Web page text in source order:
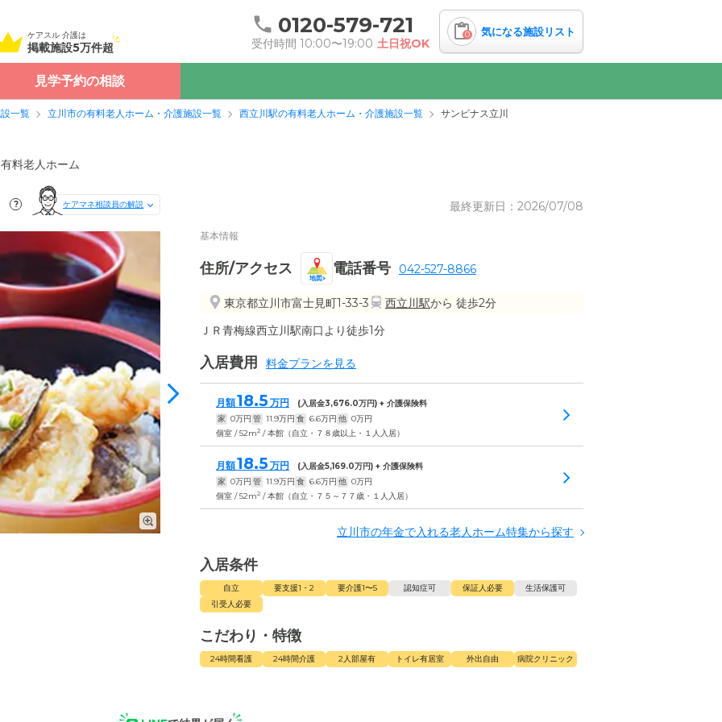
ケアスル 介護は
掲載施設5万件超
0120-579-721
受付時間 10:00〜19:00 土日祝OK
0 気になる施設リスト
見学予約の相談
一覧 立川市の有料老人ホーム・介護施設一覧 西立川駅の有料老人ホーム・介護施設一覧 サンビナス立川
料老人ホーム
? ケアマネ相談員の解説 最終更新日：2026/07/08
基本情報
住所/アクセス
地図
電話番号 042-527-8866
東京都立川市富士見町1-33-3 西立川駅から 徒歩2分
ＪＲ青梅線西立川駅南口より徒歩1分
入居費用 料金プランを見る
月額18.5 万円 (入居金3,676.0万円) + 介護保険料
家 0万円 管 11.9万円 食 6.6万円 他 0万円
個室 / 52m2 / 本館（自立・７８歳以上・１人入居）
月額18.5 万円 (入居金5,169.0万円) + 介護保険料
家 0万円 管 11.9万円 食 6.6万円 他 0万円
個室 / 52m2 / 本館（自立・７５～７７歳・１人入居）
立川市の年金で入れる老人ホーム特集から探す
入居条件
自立 要支援1・2 要介護1〜5 認知症可 保証人必要
生活保護可
引受人必要
こだわり・特徴
24時間看護 24時間介護 2人部屋有 トイレ有居室 外出自由 病院クリニック